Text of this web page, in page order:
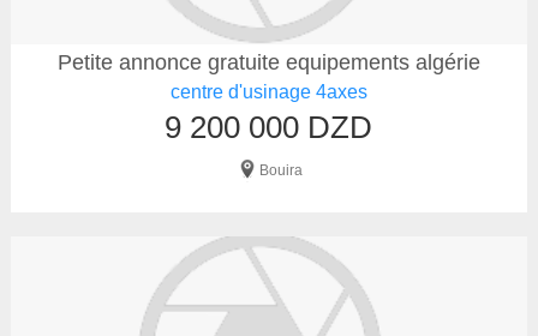
Petite annonce gratuite equipements algérie
centre d'usinage 4axes
9 200 000 DZD
Bouira